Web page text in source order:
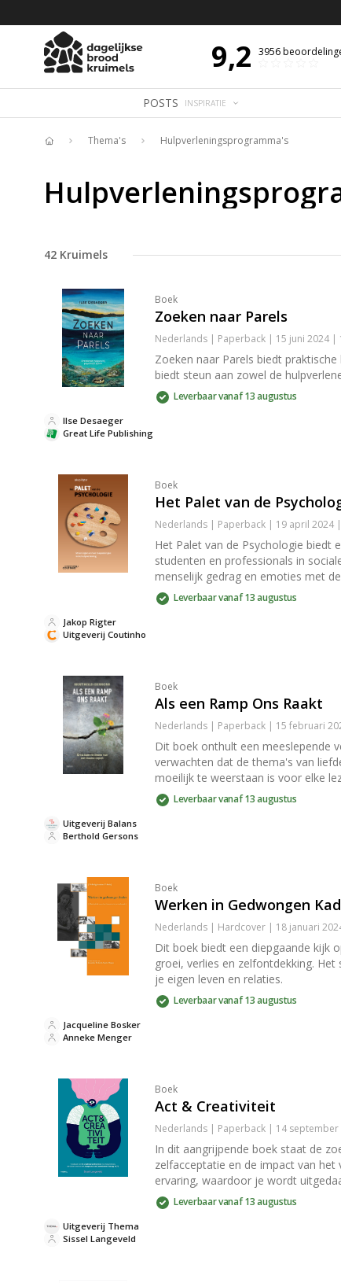
9,2 3956
POSTS INSPIRATIE
Thema's Hulpverleningsprogramma's
42 Kruimels
Boek
Zoeken naar Parels
Nederlands | Paperback | 15 juni 2024 |
Zoeken naar Parels biedt
biedt steun aan zowel de
Leverbaar vanaf 13 augustus
Great Life Publishing
Ilse Desaeger
Boek
Het Palet van de
Nederlands | Paperback | 19 april 2024
Het Palet van de Psychologie biedt
studenten en professionals in
menselijk gedrag en emoties met
Leverbaar vanaf 13 augustus
Uitgeverij Coutinho
Jakop Rigter
Boek
Als een Ramp Ons Raakt
Nederlands | Paperback | 15 februari
Dit boek onthult een meeslepende
verwachten dat de thema's van
moeilijk te weerstaan is voor elke
Leverbaar vanaf 13 augustus
Berthold Gersons
Uitgeverij Balans
Boek
Werken in Gedwongen
Nederlands | Hardcover | 18 januari
Dit boek biedt een diepgaande kijk
groei, verlies en zelfontdekking.
je eigen leven en relaties.
Leverbaar vanaf 13 augustus
Anneke Menger
Jacqueline Bosker
Boek
Act & Creativiteit
Nederlands | Paperback | 14
In dit aangrijpende boek staat de
zelfacceptatie en de impact van
ervaring, waardoor je wordt
Leverbaar vanaf 13 augustus
Sissel Langeveld
Uitgeverij Thema